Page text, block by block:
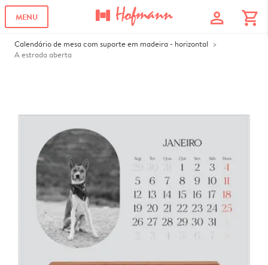
MENU profile shopping_cart
Calendário de mesa com suporte em madeira - horizontal
A estrada aberta